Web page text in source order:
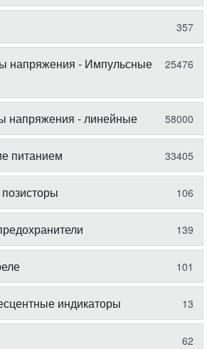
357
напряжения - Импульсные
25476
напряжения - линейные 58000
питанием 33405
106
139
101
индикаторы 13
62